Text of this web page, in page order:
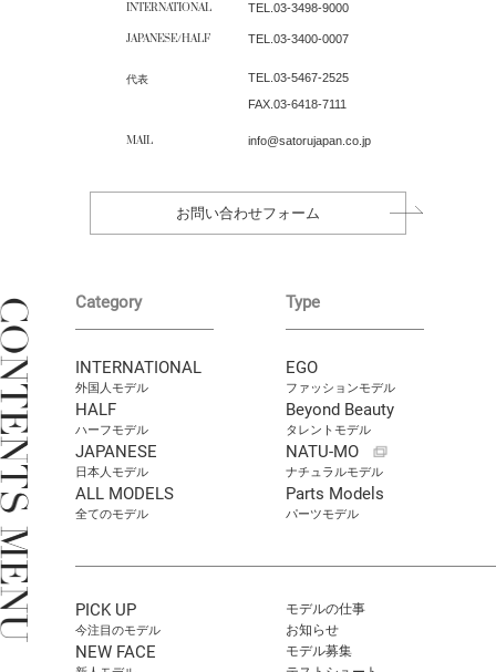
INTERNATIONAL TEL. 03-3498-9000
JAPANESE/HALF TEL. 03-3400-0007
代表 TEL. 03-5467-2525
FAX.03-6418-7111
MAIL info@satorujapan.co.jp
お問い合わせフォーム
Category
INTERNATIONAL
外国人モデル
HALF
ハーフモデル
JAPANESE
日本人モデル
ALL MODELS
全てのモデル
Type
EGO
ファッションモデル
Beyond Beauty
タレントモデル
NATU-MO
ナチュラルモデル
Parts Models
パーツモデル
PICK UP
今注目のモデル
NEW FACE
モデルの仕事
お知らせ
モデル募集